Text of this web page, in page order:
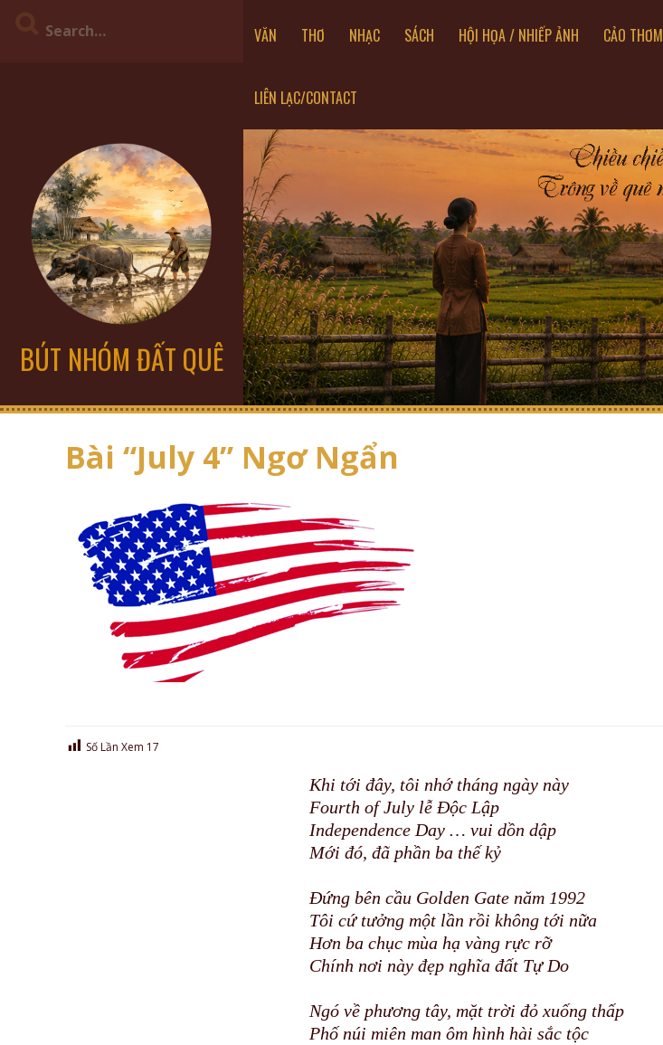
VĂN THƠ NHẠC SÁCH HỘI HỌA / NHIẾP ẢNH CẢO THƠM
LIÊN LẠC/CONTACT
BÚT NHÓM ĐẤT QUÊ
Bài “July 4” Ngơ Ngẩn
Số Lần Xem 17
Khi tới đây, tôi nhớ tháng ngày này
Fourth of July lễ Độc Lập
Independence Day … vui dồn dập
Mới đó, đã phần ba thế kỷ
Đứng bên cầu Golden Gate năm 1992
Tôi cứ tưởng một lần rồi không tới nữa
Hơn ba chục mùa hạ vàng rực rỡ
Chính nơi này đẹp nghĩa đất Tự Do
Ngó về phương tây, mặt trời đỏ xuống thấp
Phố núi miên man ôm hình hài sắc tộc